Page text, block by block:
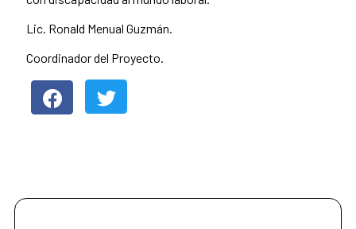
Lic. Ronald Menual Guzmán.
Coordinador del Proyecto.